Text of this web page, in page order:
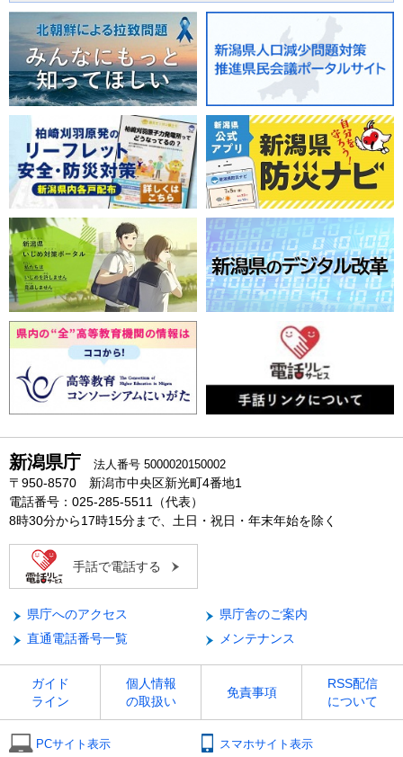
新潟県庁 法人番号 5000020150002
〒950-8570 新潟市中央区新光町4番地1
電話番号：025-285-5511（代表）
8時30分から17時15分まで、土日・祝日・年末年始を除く
手話で電話する
県庁へのアクセス
県庁舎のご案内
直通電話番号一覧
メンテナンス
ガイド
ライン
個人情報
の取扱い
免責事項
RSS配信
について
PCサイト表示 スマホサイト表示